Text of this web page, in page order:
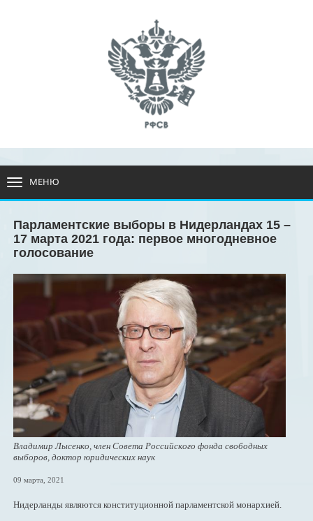
МЕНЮ
Парламентские выборы в Нидерландах 15 –
17 марта 2021 года: первое многодневное
голосование
Владимир Лысенко, член Совета Российского фонда свободных
выборов, доктор юридических наук
09 марта, 2021
Нидерланды являются конституционной парламентской монархией.